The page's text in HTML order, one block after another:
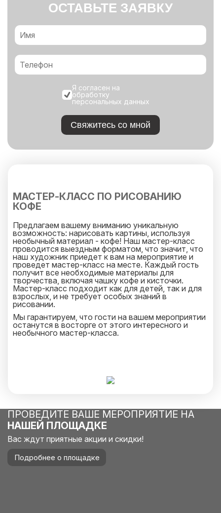
ОСТАВЬТЕ ЗАЯВКУ
Я согласен на
обработку
персональных данных
Свяжитесь со мной
МАСТЕР-КЛАСС ПО РИСОВАНИЮ
КОФЕ
Предлагаем вашему вниманию уникальную
возможность: нарисовать картины, используя
необычный материал - кофе! Наш мастер-класс
проводится выездным форматом, что значит, что
наш художник приедет к вам на мероприятие и
проведет мастер-класс на месте. Каждый гость
получит все необходимые материалы для
творчества, включая чашку кофе и кисточки.
Мастер-класс подходит как для детей, так и для
взрослых, и не требует особых знаний в
рисовании.
Мы гарантируем, что гости на вашем мероприятии
останутся в восторге от этого интересного и
необычного мастер-класса.
ПРОВЕДИТЕ ВАШЕ МЕРОПРИЯТИЕ НА
НАШЕЙ ПЛОЩАДКЕ
Вас ждут приятные акции и скидки!
Подробнее о площадке